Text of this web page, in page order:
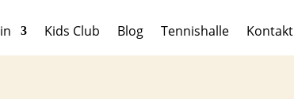
Kids Club Blog Tennishalle Kontakt